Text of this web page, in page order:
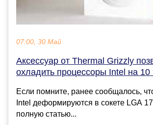
07:00, 30 Май
Аксессуар от Thermal Grizzly
охладить процессоры Intel на 10
Если помните, ранее сообщалось,
Intel деформируются в сокете LGA
полную статью...